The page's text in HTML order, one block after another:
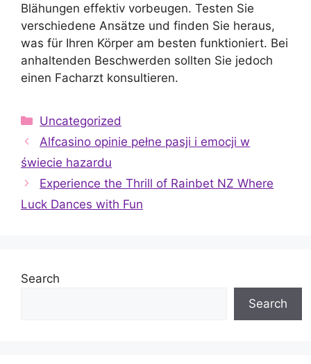
Blähungen effektiv vorbeugen. Testen Sie
verschiedene Ansätze und finden Sie heraus,
was für Ihren Körper am besten funktioniert. Bei
anhaltenden Beschwerden sollten Sie jedoch
einen Facharzt konsultieren.
Categories
Uncategorized
Alfcasino opinie pełne pasji i emocji w
świecie hazardu
Experience the Thrill of Rainbet NZ Where
Luck Dances with Fun
Search
Search